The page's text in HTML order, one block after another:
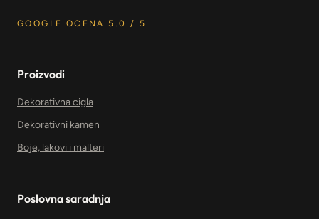
GOOGLE OCENA 5.0 / 5
Proizvodi
Dekorativna cigla
Dekorativni kamen
Boje, lakovi i malteri
Poslovna saradnja